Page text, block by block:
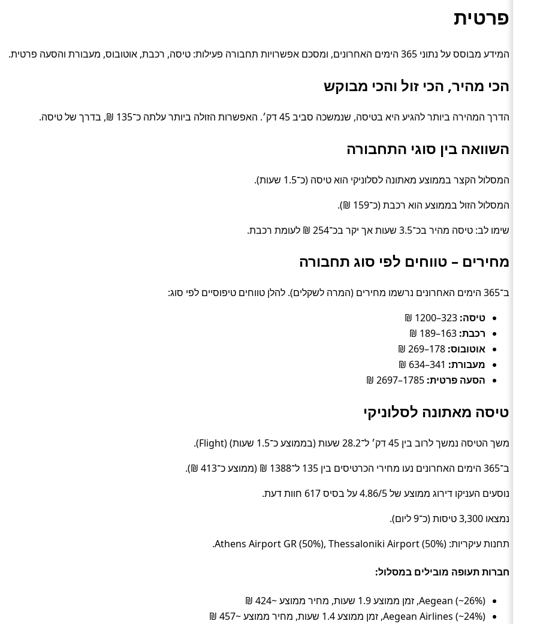
פרטית
המידע מבוסס על נתוני 365 הימים האחרונים, ומסכם אפשרויות תחבורה פעילות: טיסה, רכבת, אוטובוס, מעבורת והסעה פרטית.
הכי מהיר, הכי זול והכי מבוקש
הדרך המהירה ביותר להגיע היא בטיסה, שנמשכה סביב 45 דק׳. האפשרות הזולה ביותר עלתה כ־135 ₪, בדרך של טיסה.
השוואה בין סוגי התחבורה
המסלול הקצר בממוצע מאתונה לסלוניקי הוא טיסה (כ־1.5 שעות).
המסלול הזול בממוצע הוא רכבת (כ־159 ₪).
שימו לב: טיסה מהיר בכ־3.5 שעות אך יקר בכ־254 ₪ לעומת רכבת.
מחירים – טווחים לפי סוג תחבורה
ב־365 הימים האחרונים נרשמו מחירים (המרה לשקלים). להלן טווחים טיפוסיים לפי סוג:
טיסה:
רכבת:
אוטובוס:
מעבורת:
הסעה פרטית:
טיסה מאתונה לסלוניקי
משך הטיסה נמשך לרוב בין 45 דק׳ ל־28.2 שעות (בממוצע כ־1.5 שעות) (Flight).
ב־365 הימים האחרונים נעו מחירי הכרטיסים בין 135 ל־1388 ₪ (ממוצע כ־413 ₪).
נוסעים העניקו דירוג ממוצע של 4.86/5 על בסיס 617 חוות דעת.
נמצאו 3,300 טיסות (כ־9 ליום).
תחנות עיקריות: Athens Airport GR (50%), Thessaloniki Airport (50%).
חברות תעופה מובילים במסלול:
Aegean (~26%), זמן ממוצע 1.9 שעות, מחיר ממוצע ~424 ₪
Aegean Airlines (~24%), זמן ממוצע 1.4 שעות, מחיר ממוצע ~457 ₪